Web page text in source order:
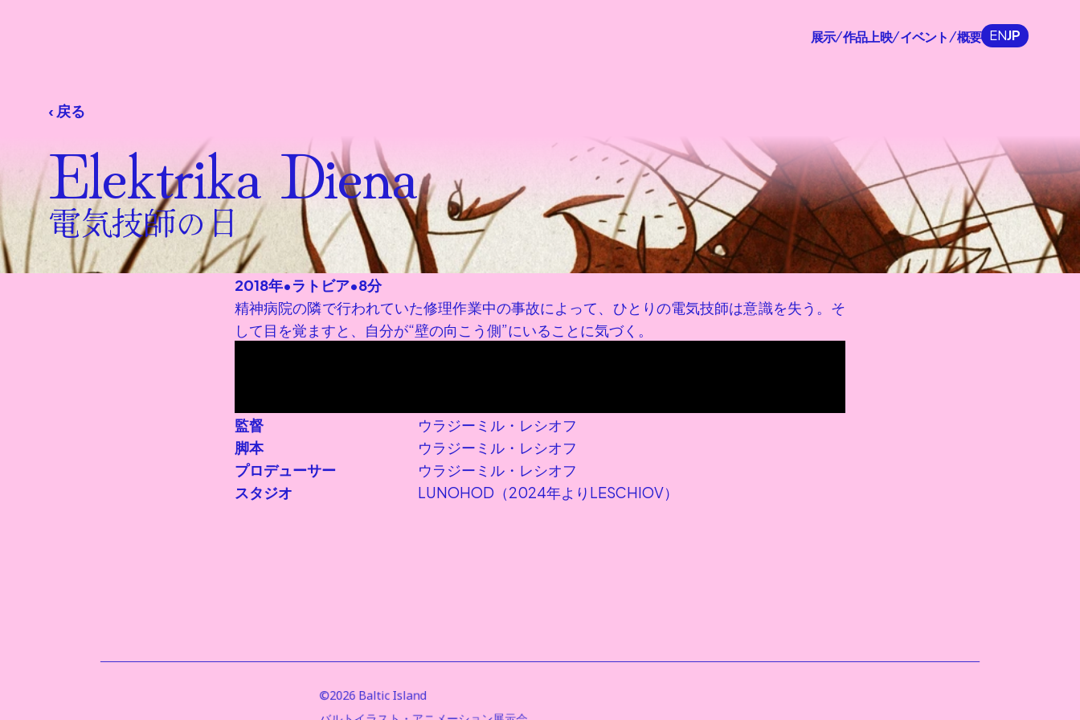
展示/作品上映/イベント /概要 JP
EN
‹ 戻る
Elektrika Diena
電気技師の日
2018年•ラトビア•8分
精神病院の隣で行われていた修理作業中の事故によって、ひとりの電気技師は意識を失う。そ
して目を覚ますと、自分が“壁の向こう側”にいることに気づく。
監督
ウラジーミル・レシオフ
脚本
ウラジーミル・レシオフ
プロデューサー
ウラジーミル・レシオフ
スタジオ
LUNOHOD（2024年よりLESCHIOV）
©2026 Baltic Island